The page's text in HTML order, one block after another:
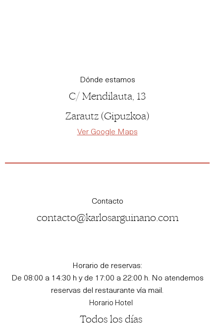
Dónde estamos
C/ Mendilauta, 13
Zarautz (Gipuzkoa)
Ver Google Maps
Contacto
contacto@karlosarguinano.com
Horario de reservas:
De 08:00 a 14:30 h y de 17:00 a 22:00 h. No atendemos
reservas del restaurante vía mail.
Horario Hotel
Todos los días